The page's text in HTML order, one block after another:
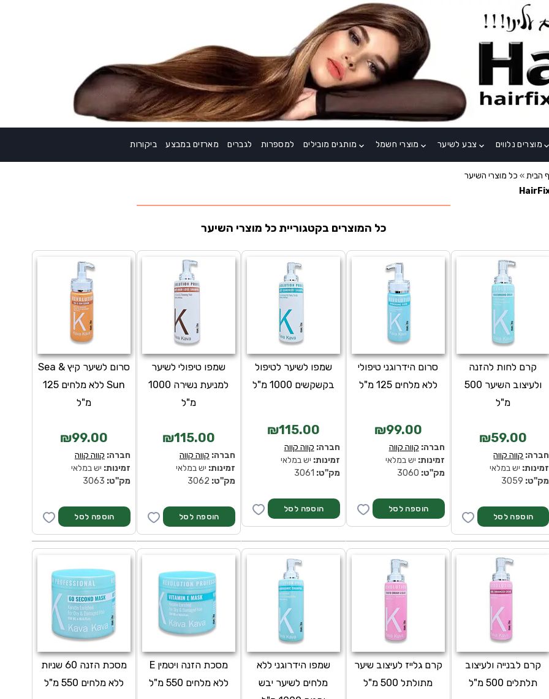
מוצרים נלווים צבע לשיער keyboard_arrow_down מוצרי חשמל keyboard_arrow_down מותגים מובילים keyboard_arrow_down למספרות לגברים מארזים במבצע ביקורות
הבית» כל מוצרי השיער
כל המוצרים בקטגוריית כל מוצרי השיער
סרום לשיער קיץ Sea &
Sun ללא מלחים 125
מ"ל
₪99.00
חברה: קווה קווה
זמינות: יש במלאי
מק''ט:
שמפו טיפולי לשיער
למניעת נשירה 1000
מ"ל
₪115.00
חברה: קווה קווה
זמינות: יש במלאי
מק''ט:
שמפו לשיער לטיפול
בקשקשים 1000 מ"ל
₪115.00
חברה: קווה קווה
זמינות: יש במלאי
מק''ט:
סרום הידרוגני טיפולי
ללא מלחים 125 מ"ל
₪99.00
חברה: קווה קווה
זמינות: יש במלאי
מק''ט:
קרם לחות להזנה
ולעיצוב השיער 500
מ"ל
₪59.00
חברה: קווה קווה
זמינות: יש במלאי
מק''ט:
מסכת הזנה 60 שניות
ללא מלחים 550 מ"ל
מסכת הזנה ויטמין E
ללא מלחים 550 מ"ל
שמפו הידרוגני ללא
מלחים לשיער יבש
קרם גלייז לעיצוב שיער
מתולתל 500 מ"ל
קרם לבנייה ולעיצוב
תלתלים 500 מ"ל